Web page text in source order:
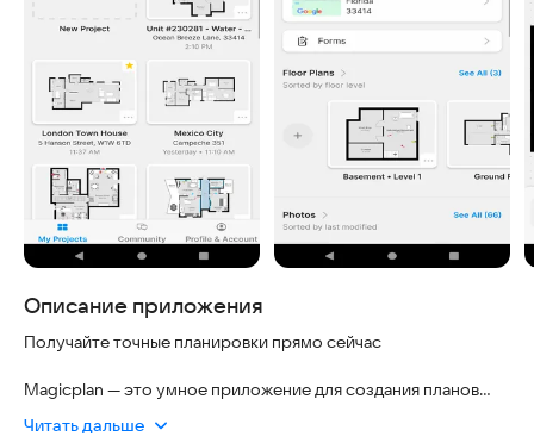
Описание приложения
Получайте точные планировки прямо сейчас
Magicplan — это умное приложение для создания планов
специалистам по страховым случаям мгновенно
Читать дальше